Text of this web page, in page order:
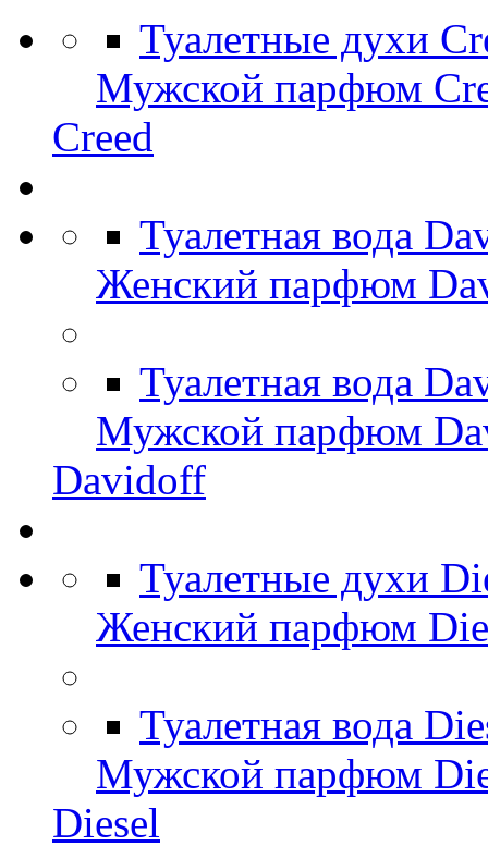
Туалетные духи
Мужской парфюм
Creed
Туалетная вода
Женский парфюм
Туалетная вода
Мужской парфюм
Davidoff
Туалетные духи
Женский парфюм
Туалетная вода
Мужской парфюм
Diesel